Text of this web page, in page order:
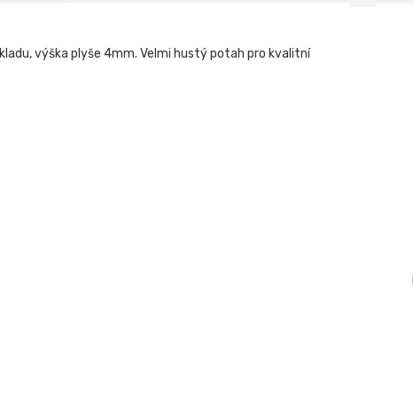
výška plyše 4mm. Velmi hustý potah pro kvalitní